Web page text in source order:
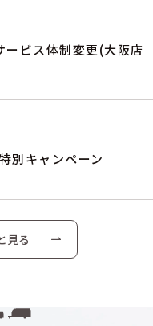
ービス体制変更(大阪店
別キャンペーン
見る